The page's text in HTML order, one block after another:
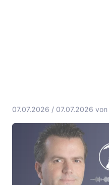
07.07.2026 / 07.07.2026 von